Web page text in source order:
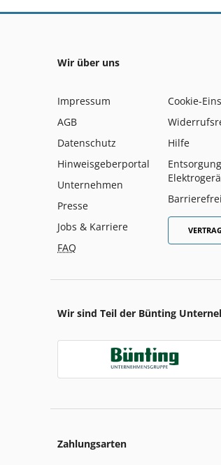
Wir über uns
Impressum
AGB
Datenschutz
Hinweisgeberportal
Unternehmen
Presse
Jobs & Karriere
FAQ
Cookie-
Hilfe
Wir sind Teil der Bünting
Zahlungsarten